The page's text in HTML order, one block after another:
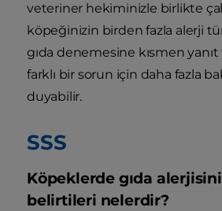
veteriner hekiminizle birlikte
köpeğinizin birden fazla alerji
gıda denemesine kısmen
farklı bir sorun için daha fazla
duyabilir.
SSS
Köpeklerde gıda
belirtileri nelerdir?